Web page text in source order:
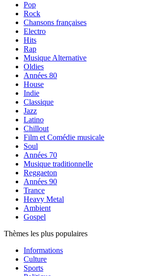
Pop
Rock
Chansons françaises
Electro
Hits
Rap
Musique Alternative
Oldies
Années 80
House
Indie
Classique
Jazz
Latino
Chillout
Film et Comédie musicale
Soul
Années 70
Musique traditionnelle
Reggaeton
Années 90
Trance
Heavy Metal
Ambient
Gospel
Thèmes les plus populaires
Informations
Culture
Sports